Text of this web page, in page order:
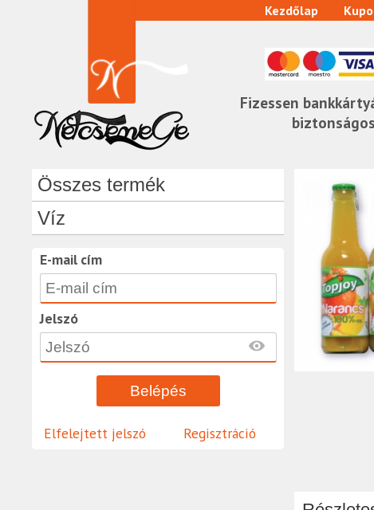
Fizessen
Kezdőlap
Összes termék
Víz
E-mail cím
Jelszó
Elfelejtett jelszó Regisztráció